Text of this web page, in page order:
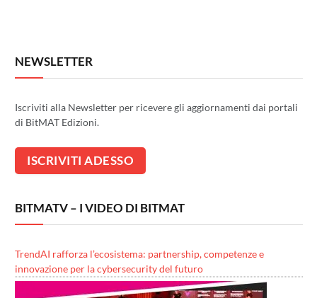
NEWSLETTER
Iscriviti alla Newsletter per ricevere gli aggiornamenti dai portali
di BitMAT Edizioni.
BITMATV – I VIDEO DI BITMAT
TrendAI rafforza l’ecosistema: partnership, competenze e
innovazione per la cybersecurity del futuro